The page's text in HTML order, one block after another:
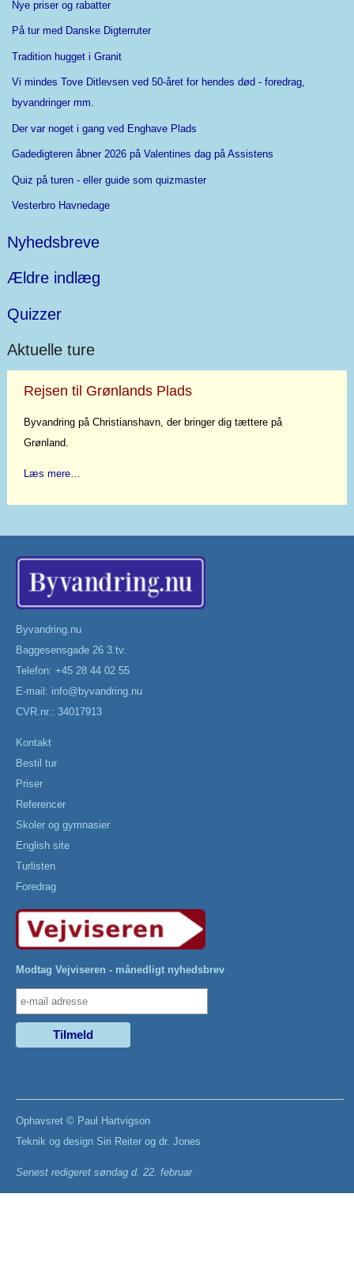
Nye priser og rabatter
På tur med Danske Digterruter
Tradition hugget i Granit
Vi mindes Tove Ditlevsen ved 50-året for hendes død - foredrag,
byvandringer mm.
Der var noget i gang ved Enghave Plads
Gadedigteren åbner 2026 på Valentines dag på Assistens
Quiz på turen - eller guide som quizmaster
Vesterbro Havnedage
Nyhedsbreve
Ældre indlæg
Quizzer
Aktuelle ture
Rejsen til Grønlands Plads
Byvandring på Christianshavn, der bringer dig tættere på
Grønland.
Læs mere…
Byvandring.nu
Baggesensgade 26 3.tv.
Telefon: +45 28 44 02 55
E-mail: info@byvandring.nu
CVR.nr.: 34017913
Kontakt
Bestil tur
Priser
Referencer
Skoler og gymnasier
English site
Turlisten
Foredrag
Modtag Vejviseren - månedligt nyhedsbrev
Ophavsret © Paul Hartvigson
Teknik og design Siri Reiter og dr. Jones
Senest redigeret søndag d. 22. februar